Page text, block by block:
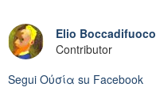
Elio Boccadifuoco
Contributor
Segui Oὐσία su Facebook